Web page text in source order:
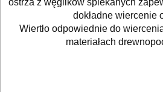
NARZĘDZIA
BRUKARSKIE
dokładne wiercenie
Wiertło odpowiednie do
materiałach